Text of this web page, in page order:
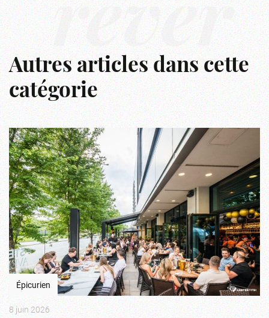
rêver
Autres articles dans cette
catégorie
Épicurien
8 juin 2026